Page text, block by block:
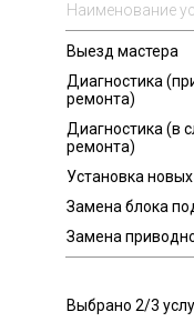
Наименование
Выбрано 2/3
Выезд мастера
Диагностика
ремонта)
Диагностика (в
ремонта)
Установка
Замена блока
Замена